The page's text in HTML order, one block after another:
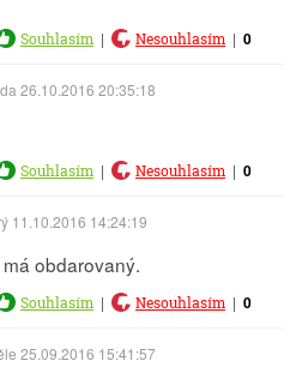
Souhlasím | Nesouhlasím | 0
26.10.2016 20:35:18
Souhlasím | Nesouhlasím | 0
11.10.2016 14:24:19
obdarovaný.
Souhlasím | Nesouhlasím | 0
25.09.2016 15:41:57